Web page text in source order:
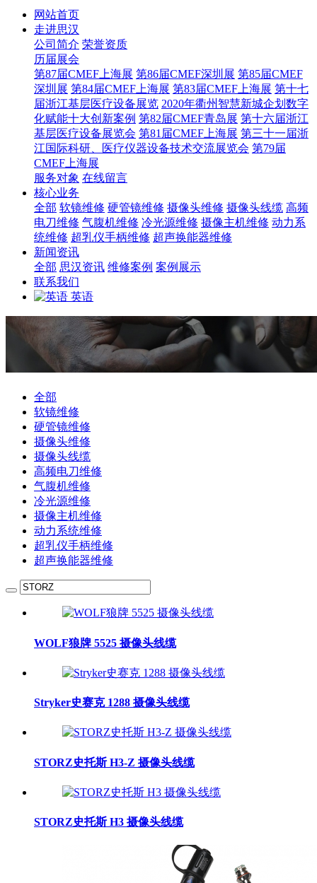
网站首页
走进思汉
公司简介 荣誉资质
历届展会
第87届CMEF上海展 第86届CMEF深圳展 第85届CMEF
深圳展 第84届CMEF上海展 第83届CMEF上海展 第十七
届浙江基层医疗设备展览 2020年衢州智慧新城企划数字
化赋能十大创新案例 第82届CMEF青岛展 第十六届浙江
基层医疗设备展览会 第81届CMEF上海展 第三十一届浙
江国际科研、医疗仪器设备技术交流展览会 第79届
CMEF上海展
服务对象 在线留言
核心业务
全部 软镜维修 硬管镜维修 摄像头维修 摄像头线缆 高频
电刀维修 气腹机维修 冷光源维修 摄像主机维修 动力系
统维修 超乳仪手柄维修 超声换能器维修
新闻资讯
全部 思汉资讯 维修案例 案例展示
联系我们
英语
全部
软镜维修
硬管镜维修
摄像头维修
摄像头线缆
高频电刀维修
气腹机维修
冷光源维修
摄像主机维修
动力系统维修
超乳仪手柄维修
超声换能器维修
WOLF狼牌 5525 摄像头线缆
Stryker史赛克 1288 摄像头线缆
STORZ史托斯 H3-Z 摄像头线缆
STORZ史托斯 H3 摄像头线缆